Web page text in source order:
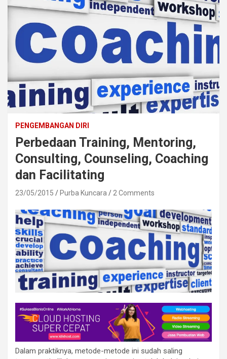
PENGEMBANGAN DIRI
Perbedaan Training, Mentoring,
Consulting, Counseling, Coaching
dan Facilitating
23/05/2015 Purba Kuncara 2 Comments
Dalam praktiknya, metode-metode ini sudah saling